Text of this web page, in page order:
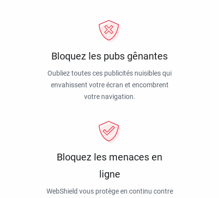
Bloquez les pubs gênantes
Oubliez toutes ces publicités nuisibles qui
envahissent votre écran et encombrent
votre navigation.
Bloquez les menaces en
ligne
WebShield vous protège en continu contre